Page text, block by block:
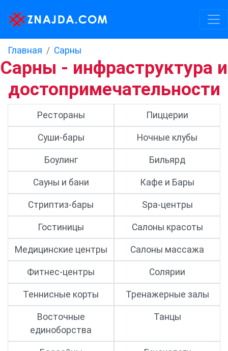
Главная Сарны
Сарны - инфраструктура и
достопримечательности
Рестораны Пиццерии
Суши-бары Ночные клубы
Боулинг Бильярд
Сауны и бани Кафе и Бары
Стриптиз-бары Spa-центры
Гостиницы Салоны красоты
Медицинские центры Салоны массажа
Фитнес-центры Солярии
Теннисные корты Тренажерные залы
Восточные
единоборства
Танцы